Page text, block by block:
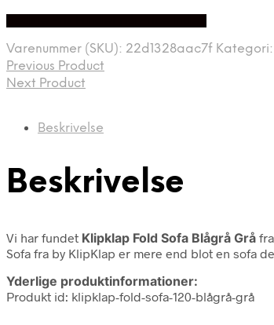
Varenummer (SKU): 22d1328aac7f Kategori:
Previous Product
Next Product
Beskrivelse
Beskrivelse
Vi har fundet Klipklap Fold Sofa Blågrå Grå fra
Sofa fra by KlipKlap er mere end blot en sofa
Yderlige produktinformationer:
Produkt id: klipklap-fold-sofa-120-blågrå-grå